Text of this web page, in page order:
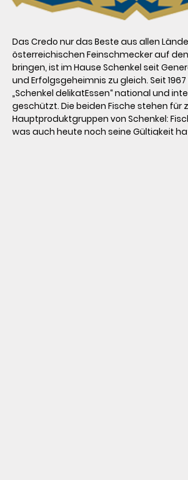
Das Credo nur das Beste aus allen
österreichischen Feinschmecker auf
bringen, ist im Hause Schenkel seit
und Erfolgsgeheimnis zu gleich. Seit
„Schenkel delikatEssen“ national und
geschützt. Die beiden Fische stehen für
Hauptproduktgruppen von Schenkel:
was auch heute noch seine Gültigkeit